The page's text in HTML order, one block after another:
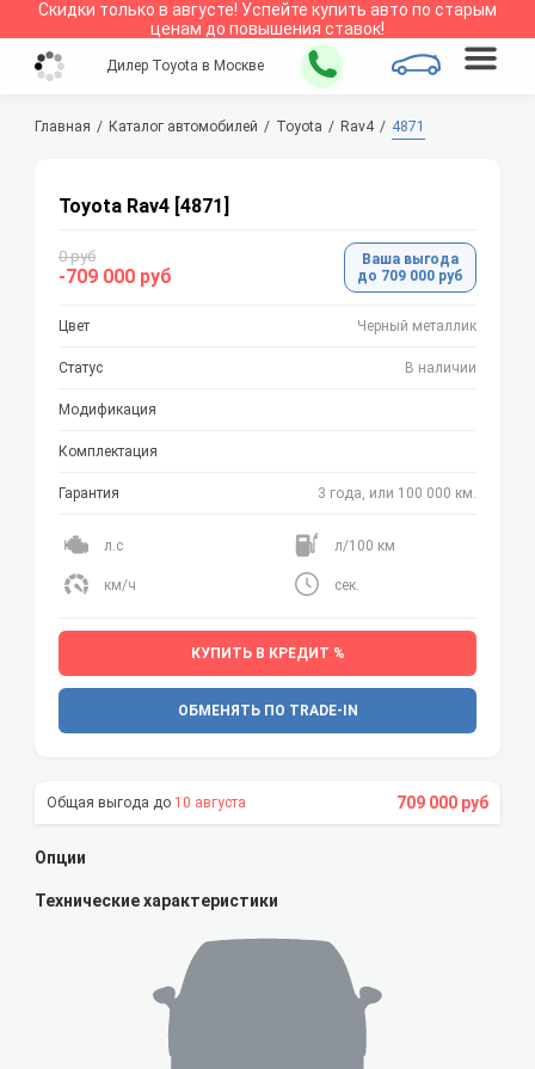
Скидки только в августе! Успейте купить авто по старым
ценам до повышения ставок!
Дилер Toyota в Москве
Главная Каталог автомобилей Toyota Rav4 4871
Toyota Rav4 [4871]
0 руб
-709 000 руб
Ваша выгода
до 709 000 руб
Цвет Черный металлик
Статус В наличии
Модификация
Комплектация
Гарантия 3 года, или 100 000 км.
л.с л/100 км
км/ч сек.
КУПИТЬ В КРЕДИТ %
ОБМЕНЯТЬ ПО TRADE-IN
10 августа 709 000 руб
Опции
Технические характеристики